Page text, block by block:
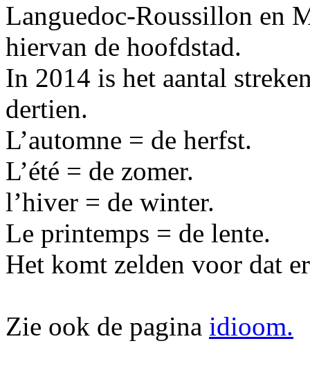
Languedoc-Roussillon en
hiervan de hoofdstad.
In 2014 is het aantal
dertien.
L’automne = de herfst.
L’été = de zomer.
l’hiver = de winter.
Le printemps = de lente.
Het komt zelden voor dat
Zie ook de pagina idioom.